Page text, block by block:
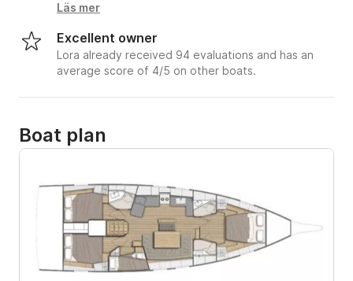
Läs mer
Excellent owner
Lora already received 94 evaluations and has an
average score of 4/5 on other boats.
Boat plan